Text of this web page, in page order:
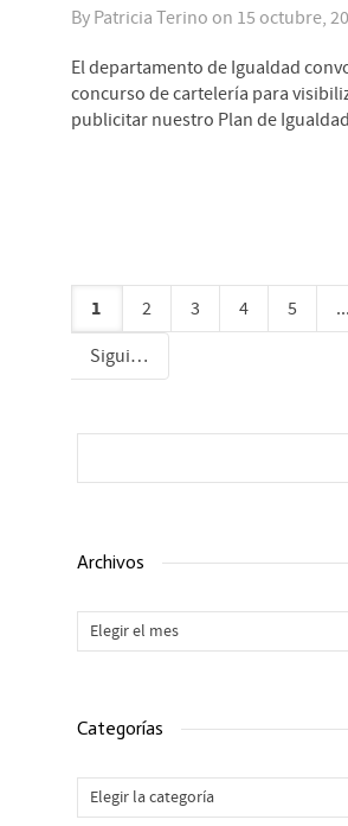
By Patricia Terino on 15 octubre,
El departamento de Igualdad
concurso de cartelería para
publicitar nuestro Plan de
1 2 3 4 5 ...
Siguiente
Archivos
Archivos
Categorías
Categorías